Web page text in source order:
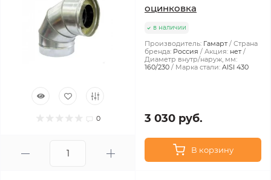
0
оцинковка
в наличии
Производитель: Гамарт
Страна
бренда: Россия Акция: нет
Диаметр внутр/наруж, мм:
160/230
Марка стали: AISI 430
3 030 руб.
В корзину